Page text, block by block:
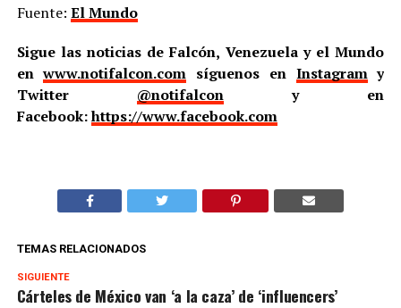
Fuente: El Mundo
Sigue las noticias de Falcón, Venezuela y el Mundo
enwww.notifalcon.com síguenos en Instagramy
Twitter @notifalcony en
Facebook:https://www.facebook.com
TEMAS RELACIONADOS
SIGUIENTE
Cárteles de México van ‘a la caza’ de ‘influencers’